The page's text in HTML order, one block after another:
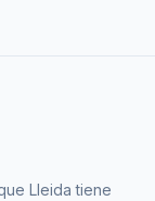
Lleida tiene